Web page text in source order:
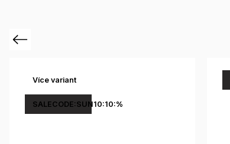
Previous
Více variant
SALECODE:SUN10:10:%